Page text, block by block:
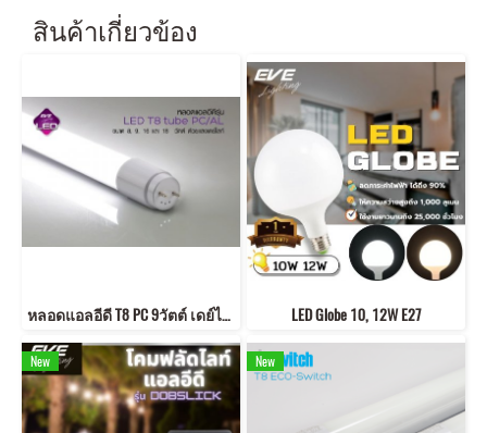
สินค้าเกี่ยวข้อง
หลอดแอลอีดี T8 PC 9วัตต์ เดย์ไลท์ ขั้ว G13 อายุงาน 50,000 ชั่วโมง แสงขาว Daylight รับประกัน 3 ปี LED Globe 10, 12W E27
New New